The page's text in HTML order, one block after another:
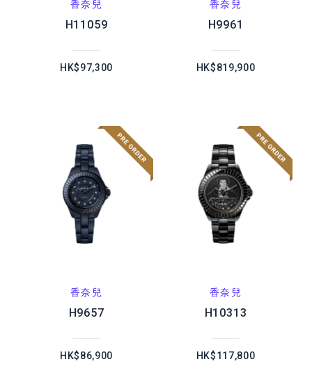
香奈兒
H11059
HK$97,300
香奈兒
H9961
HK$819,900
香奈兒
H9657
HK$86,900
香奈兒
H10313
HK$117,800